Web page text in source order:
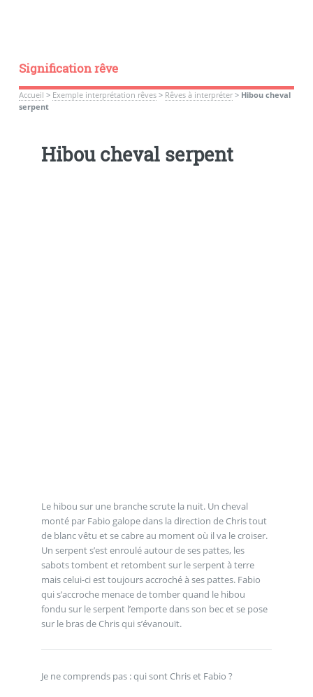
Signification rêve
Accueil > Exemple interprétation rêves> Rêves à interpréter> Hibou cheval
serpent
Hibou cheval serpent
Le hibou sur une branche scrute la nuit. Un cheval
monté par Fabio galope dans la direction de Chris tout
de blanc vêtu et se cabre au moment où il va le croiser.
Un serpent s’est enroulé autour de ses pattes, les
sabots tombent et retombent sur le serpent à terre
mais celui-ci est toujours accroché à ses pattes. Fabio
qui s’accroche menace de tomber quand le hibou
fondu sur le serpent l’emporte dans son bec et se pose
sur le bras de Chris qui s’évanouït.
Je ne comprends pas : qui sont Chris et Fabio ?